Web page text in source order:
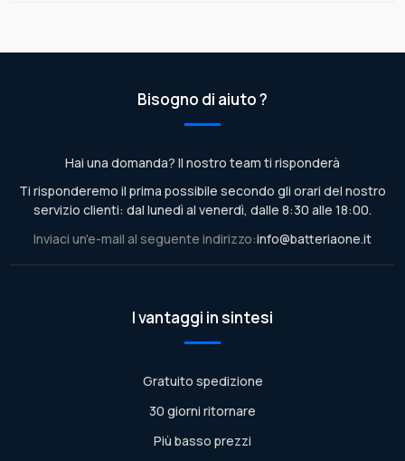
Bisogno di aiuto ?
Hai una domanda? Il nostro team ti risponderà
Ti risponderemo il prima possibile secondo gli orari del nostro
servizio clienti: dal lunedì al venerdì, dalle 8:30 alle 18:00.
Inviaci un'e-mail al seguente indirizzo:info@batteriaone.it
I vantaggi in sintesi
Gratuito spedizione
30 giorni ritornare
Più basso prezzi